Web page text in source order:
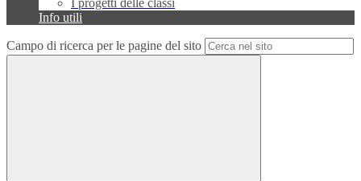
I progetti delle classi
Info utili
Campo di ricerca per le pagine del sito